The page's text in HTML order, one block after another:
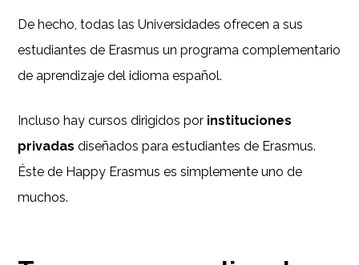
De hecho, todas las Universidades ofrecen a sus
estudiantes de Erasmus un programa complementario
de aprendizaje del idioma español.
Incluso hay cursos dirigidos por instituciones
privadas diseñados para estudiantes de Erasmus.
Éste de Happy Erasmus es simplemente uno de
muchos.